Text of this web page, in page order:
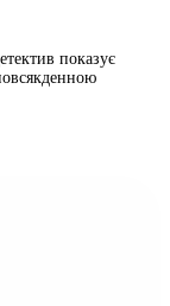
показує